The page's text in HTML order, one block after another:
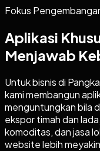
Fokus
Aplikasi
Menjawab
Untuk bisnis di
kami membangun
menguntungkan bila
ekspor timah dan
komoditas, dan jasa
website lebih